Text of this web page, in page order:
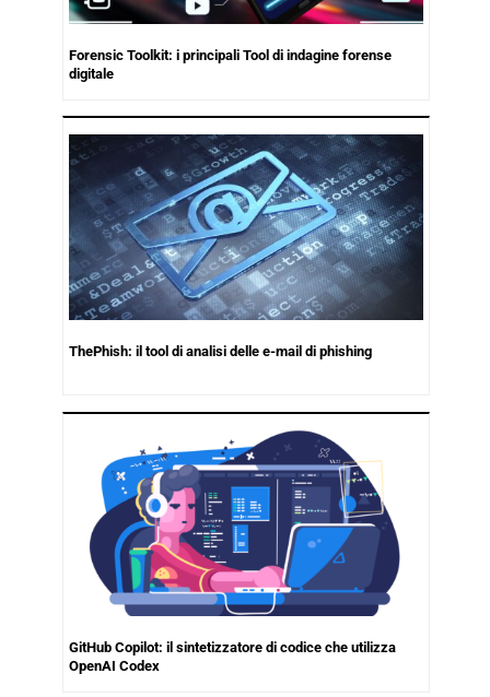
Forensic Toolkit: i principali Tool di indagine forense
digitale
ThePhish: il tool di analisi delle e-mail di phishing
GitHub Copilot: il sintetizzatore di codice che utilizza
OpenAI Codex